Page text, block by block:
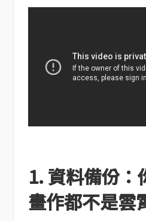
1. 資料備份：
畫作都不是雲